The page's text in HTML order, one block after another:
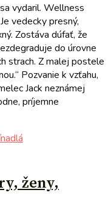
vydaril. Wellness
vedecky presný,
Zostáva dúfať, že
do úrovne
strach. Z malej postele
Pozvanie k vzťahu,
Jack neznámej
príjemne
ženy,